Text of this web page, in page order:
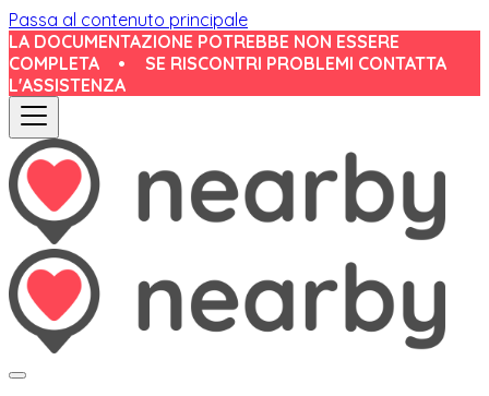
Passa al contenuto principale
LA DOCUMENTAZIONE POTREBBE NON ESSERE
COMPLETA
•
SE RISCONTRI PROBLEMI CONTATTA
L'ASSISTENZA